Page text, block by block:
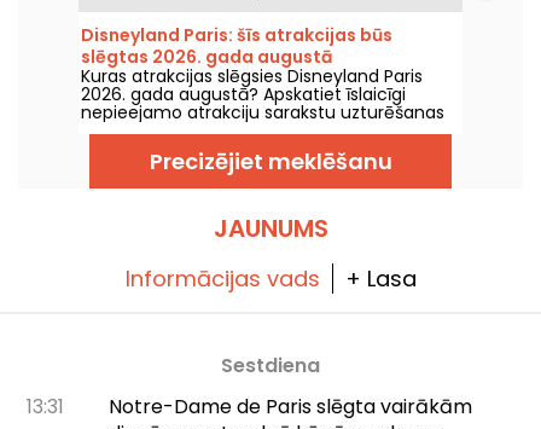
Champs-de-Marsa sirdī un piedzīvojiet torņa
būvniecību, kā arī tā atklāšanu 1889. gadā.
Jauna versija, kas ir uzticamāka nekā jebkad
agrāk, iznāca 2026. gada 31. marta. Šim
notikumam ir pieejams promo kods! Un, lai
tiktu galā ar karstumu, visas viņu ekskursijas
tiek vadītas ēnā.
Disneyland Paris: šīs atrakcijas būs
slēgtas 2026. gada augustā
Kuras atrakcijas slēgsies Disneyland Paris
2026. gada augustā? Apskatiet īslaicīgi
nepieejamo atrakciju sarakstu uzturēšanas
vai renovācijas dēļ, lai plānotu savus
apmeklējumus Disney parkiem.
Precizējiet meklēšanu
JAUNUMS
Informācijas vads + Lasa
Sestdiena
13:31
Notre-Dame de Paris slēgta vairākām